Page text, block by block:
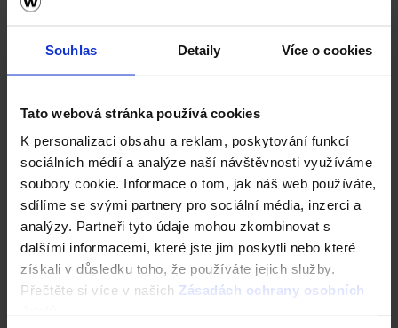
Souhlas Detaily Více o cookies
Tato webová stránka používá cookies
K personalizaci obsahu a reklam, poskytování funkcí
sociálních médií a analýze naší návštěvnosti využíváme
soubory cookie. Informace o tom, jak náš web používáte,
sdílíme se svými partnery pro sociální média, inzerci a
analýzy. Partneři tyto údaje mohou zkombinovat s
dalšími informacemi, které jste jim poskytli nebo které
získali v důsledku toho, že používáte jejich služby.
Přečtěte si více v našich Zásadách ochrany osobních